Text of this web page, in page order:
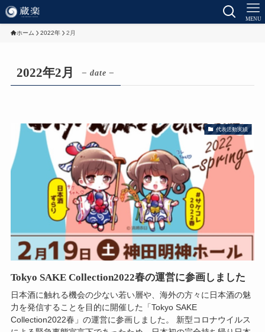
MENU
ホーム 2022年 2月
2022年2月 – date –
代表活動実績
Tokyo SAKE Collection2022春の運営に参画しました
日本酒に触れる機会の少ない若い層や、海外の方々に日本酒の魅
力を発信することを目的に開催した「Tokyo SAKE
Collection2022春」の運営に参画しました。 新型コロナウイルス